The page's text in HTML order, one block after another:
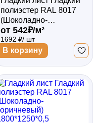
полиэстер RAL 8017
(Шоколадно-
коричневый)
2500*1250*0,45
двухсторонний
ламинированный
от 542₽/м²
1692 ₽/ шт
В корзину